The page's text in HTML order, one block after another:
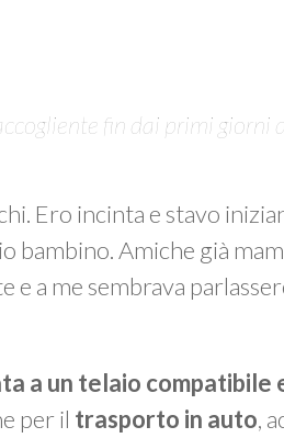
fin dai primi giorni
Ero incinta e stavo
bambino. Amiche già
a me sembrava
a un telaio compatibile
per il trasporto in auto,